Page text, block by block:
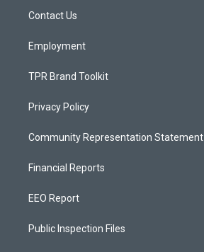
a
Contact Us
Employment
TPR Brand Toolkit
Privacy Policy
Community Representation Statement
Financial Reports
EEO Report
Public Inspection Files